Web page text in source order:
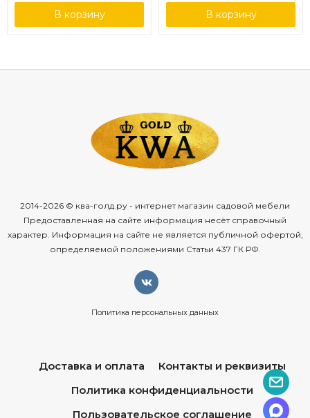
В корзину В корзину
2014-2026 © ква-голд.ру - интернет магазин садовой мебели
Предоставленная на сайте информация несёт справочный
характер. Информация на сайте не является публичной офертой,
определяемой положениями Статьи 437 ГК РФ.
Политика персональных данных
Доставка и оплата
Контакты и реквизиты
Политика конфиденциальности
Пользовательское соглашение